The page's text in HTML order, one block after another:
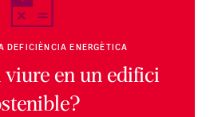
DEFICIÈNCIA ENERGÈTICA
viure en un edifici